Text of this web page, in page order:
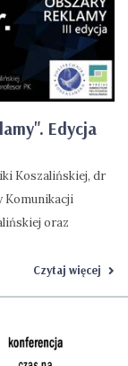
Edycja
Koszalińskiej, dr
Komunikacji
oraz
Czytaj więcej